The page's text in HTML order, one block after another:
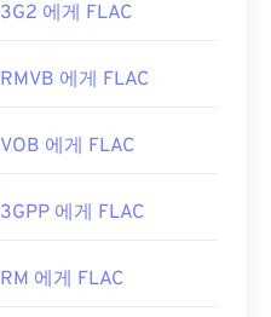
3G2 에게 FLAC
RMVB 에게 FLAC
VOB 에게 FLAC
3GPP 에게 FLAC
RM 에게 FLAC